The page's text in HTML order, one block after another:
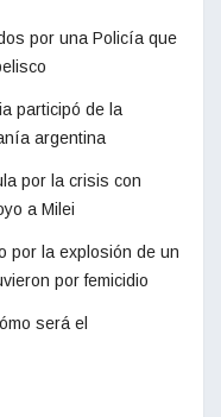
por una Policía que
participó de la
argentina
por la crisis con
a Milei
por la explosión de un
por femicidio
será el